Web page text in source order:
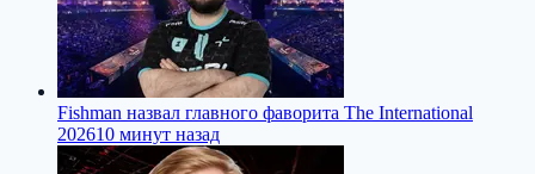
Fishman назвал главного фаворита The International
202610 минут назад